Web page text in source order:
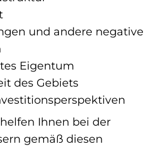
und andere negative
Eigentum
des Gebiets
Ihnen bei der
gemäß diesen